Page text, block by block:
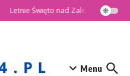
Letnie Święto nad Zalewem Słup
Menu